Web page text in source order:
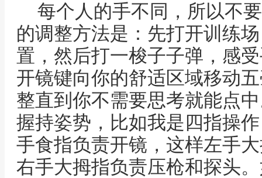
每个人的手不同，所以不
的调整方法是：先打开训练
置，然后打一梭子子弹，感
开镜键向你的舒适区域移动
整直到你不需要思考就能点
握持姿势，比如我是四指操
手食指负责开镜，这样左手
右手大拇指负责压枪和探头